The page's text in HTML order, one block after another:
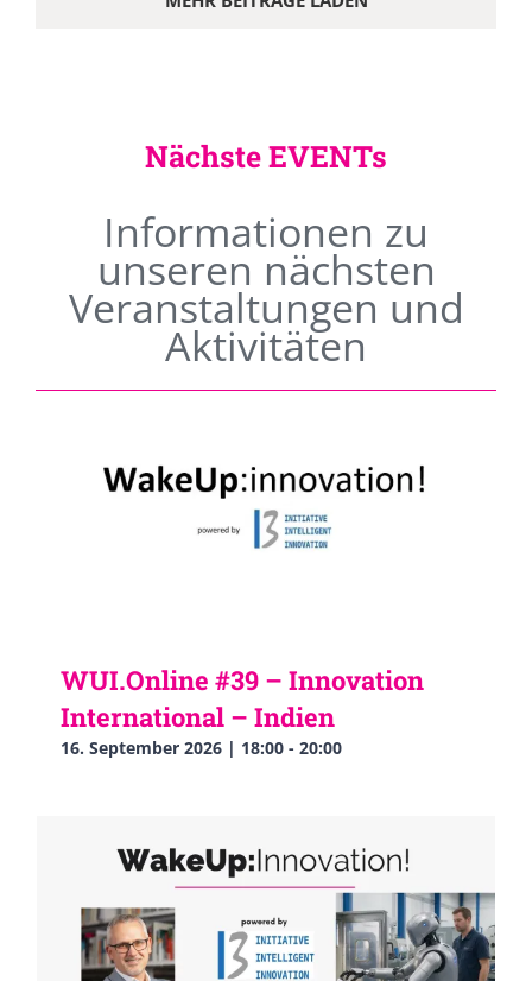
Nächste EVENTs
Informationen zu
unseren nächsten
Veranstaltungen und
Aktivitäten
WUI.Online #39 – Innovation
International – Indien
16. September 2026 | 18:00 - 20:00